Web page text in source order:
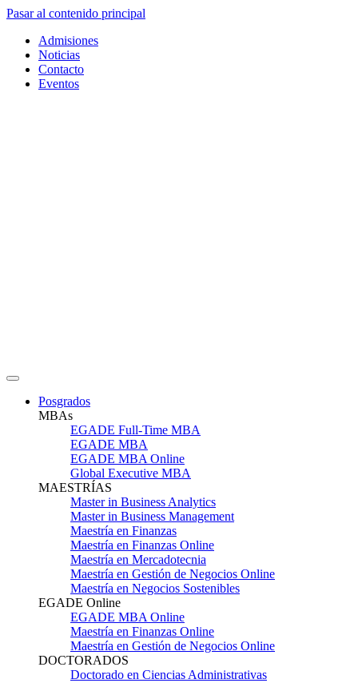
Pasar al contenido principal
Admisiones
Noticias
Contacto
Eventos
Posgrados
MBAs
EGADE Full-Time MBA
EGADE MBA
EGADE MBA Online
Global Executive MBA
MAESTRÍAS
Master in Business Analytics
Master in Business Management
Maestría en Finanzas
Maestría en Finanzas Online
Maestría en Mercadotecnia
Maestría en Gestión de Negocios Online
Maestría en Negocios Sostenibles
EGADE Online
EGADE MBA Online
Maestría en Finanzas Online
Maestría en Gestión de Negocios Online
DOCTORADOS
Doctorado en Ciencias Administrativas